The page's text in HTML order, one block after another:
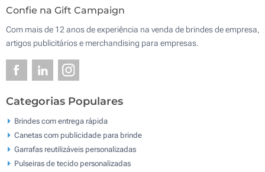
Confie na Gift Campaign
Com mais de 12 anos de experiência na venda de brindes de empresa,
artigos publicitários e merchandising para empresas.
Categorias Populares
Brindes com entrega rápida
Canetas com publicidade para brinde
Garrafas reutilizáveis personalizadas
Pulseiras de tecido personalizadas